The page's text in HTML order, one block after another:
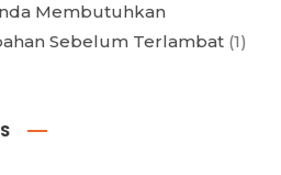
Membutuhkan
Sebelum Terlambat (1)